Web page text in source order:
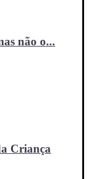
não o...
Criança